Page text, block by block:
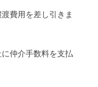
費用を差し引きま
仲介手数料を支払